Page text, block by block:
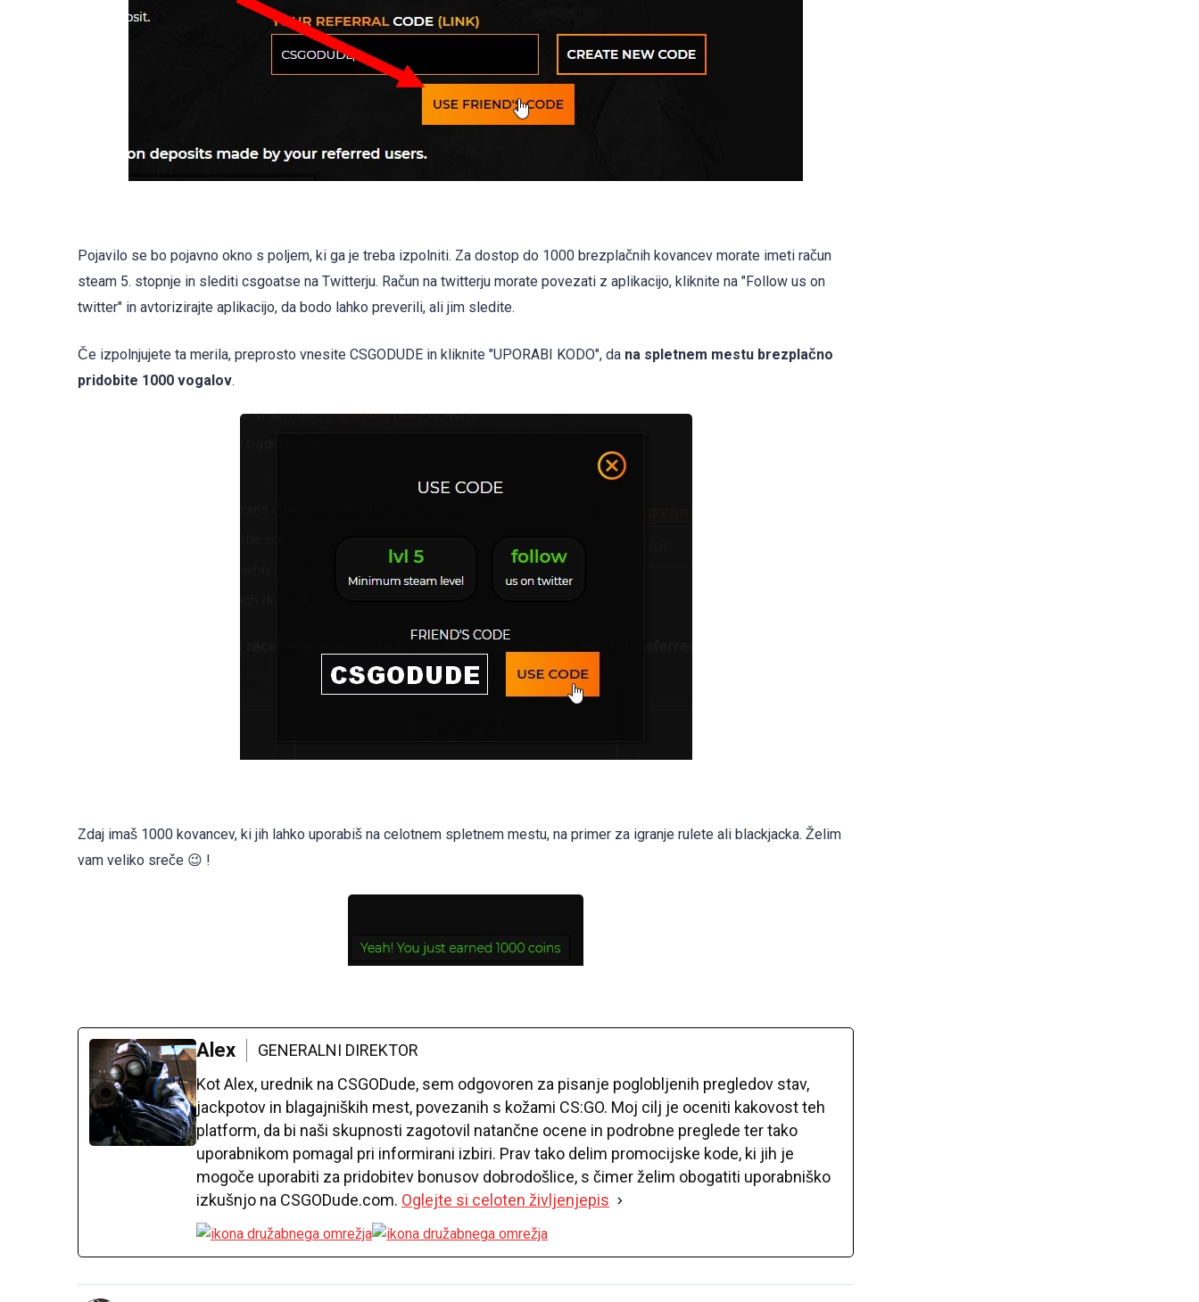
Pojavilo se bo pojavno okno s poljem, ki ga je treba izpolniti. Za dostop do 1000 brezplačnih kovancev morate imeti račun
steam 5. stopnje in slediti csgoatse na Twitterju. Račun na twitterju morate povezati z aplikacijo, kliknite na "Follow us on
twitter" in avtorizirajte aplikacijo, da bodo lahko preverili, ali jim sledite.
Če izpolnjujete ta merila, preprosto vnesite CSGODUDE in kliknite "UPORABI KODO", da na spletnem mestu brezplačno
pridobite 1000 vogalov.
Zdaj imaš 1000 kovancev, ki jih lahko uporabiš na celotnem spletnem mestu, na primer za igranje rulete ali blackjacka. Želim
vam veliko sreče 😉 !
Alex
GENERALNI DIREKTOR
Kot Alex, urednik na CSGODude, sem odgovoren za pisanje poglobljenih pregledov stav,
jackpotov in blagajniških mest, povezanih s kožami CS:GO. Moj cilj je oceniti kakovost teh
platform, da bi naši skupnosti zagotovil natančne ocene in podrobne preglede ter tako
uporabnikom pomagal pri informirani izbiri. Prav tako delim promocijske kode, ki jih je
mogoče uporabiti za pridobitev bonusov dobrodošlice, s čimer želim obogatiti uporabniško
izkušnjo na CSGODude.com. Oglejte si celoten življenjepis